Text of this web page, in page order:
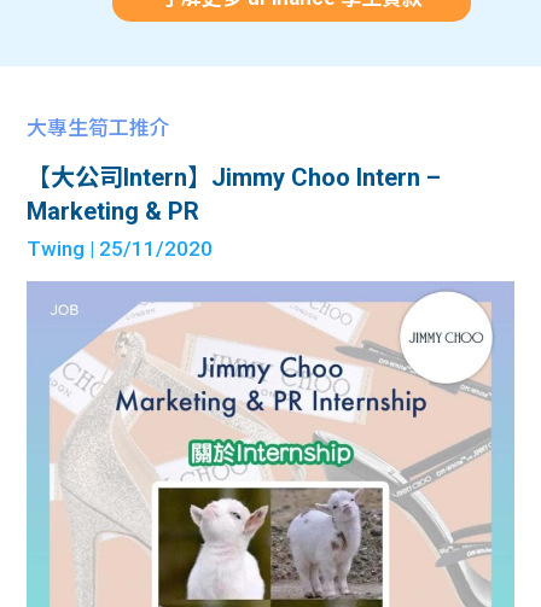
大專生筍工推介
【大公司Intern】Jimmy Choo Intern –
Marketing & PR
Twing | 25/11/2020